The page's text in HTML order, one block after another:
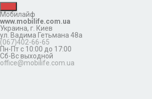
Мобилайф
www.mobilife.com.ua
Украина, г. Киев
ул. Вадима Гетьмана 48а
(067)402-66-65
Пн-Пт с 10:00 до 17:00
Сб-Вс выходной
office@mobilife.com.ua